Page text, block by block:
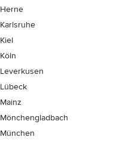
Herne
Karlsruhe
Kiel
Köln
Leverkusen
Lübeck
Mainz
Mönchen­gladbach
München